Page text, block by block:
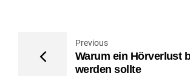
Previous
Warum ein Hörverlust
werden sollte